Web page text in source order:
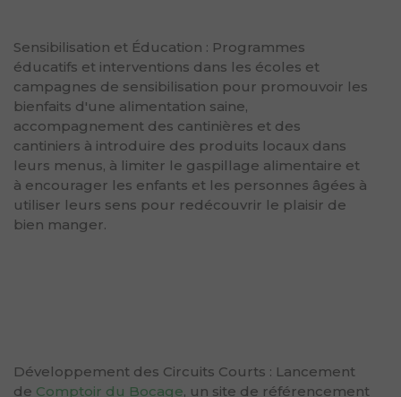
Sensibilisation et Éducation : Programmes
éducatifs et interventions dans les écoles et
campagnes de sensibilisation pour promouvoir les
bienfaits d'une alimentation saine,
accompagnement des cantinières et des
cantiniers à introduire des produits locaux dans
leurs menus, à limiter le gaspillage alimentaire et
à encourager les enfants et les personnes âgées à
utiliser leurs sens pour redécouvrir le plaisir de
bien manger.
Développement des Circuits Courts : Lancement
de Comptoir du Bocage, un site de référencement